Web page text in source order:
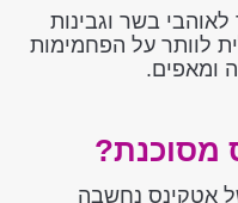
בשר וגבינות
לוותר על הפחמימות
ומאפים.
מסוכנת?
אטקינס נחשבה